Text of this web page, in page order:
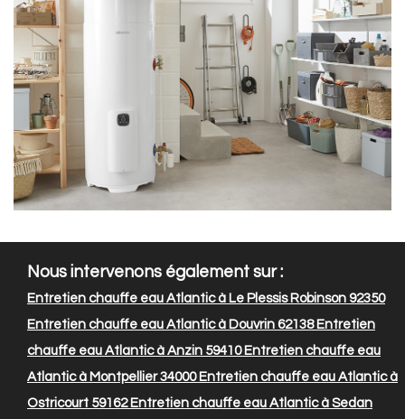
Nous intervenons également sur :
Entretien chauffe eau Atlantic à Le Plessis Robinson 92350
Entretien chauffe eau Atlantic à Douvrin 62138Entretien
chauffe eau Atlantic à Anzin 59410Entretien chauffe eau
Atlantic à Montpellier 34000Entretien chauffe eau Atlantic à
Ostricourt 59162Entretien chauffe eau Atlantic à Sedan